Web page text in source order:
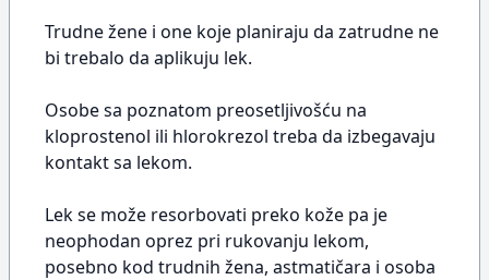
Trudne žene i one koje planiraju da zatrudne ne
bi trebalo da aplikuju lek.
Osobe sa poznatom preosetljivošću na
kloprostenol ili hlorokrezol treba da izbegavaju
kontakt sa lekom.
Lek se može resorbovati preko kože pa je
neophodan oprez pri rukovanju lekom,
posebno kod trudnih žena, astmatičara i osoba